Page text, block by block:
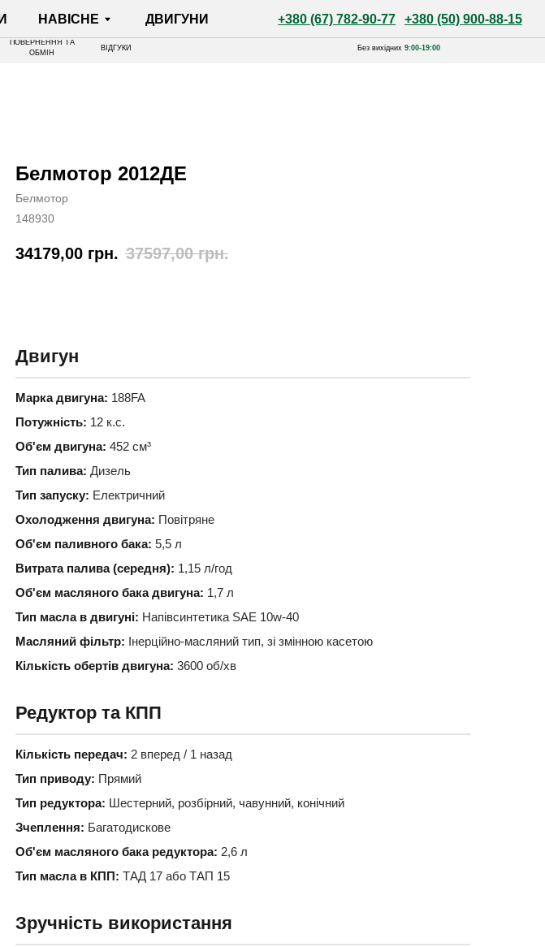
+380 (67) 782-90-77 +380 (50) 900-88-15
ДВИГУНИ
ВІДГУКИ
Белмотор 2012ДЕ
Белмотор
148930
34179,00 грн. 37597,00 грн.
Двигун
Марка двигуна: 188FA
Потужність: 12 к.с.
Об'єм двигуна: 452 см³
Тип палива: Дизель
Тип запуску: Електричний
Охолодження двигуна: Повітряне
Об'єм паливного бака: 5,5 л
Витрата палива (середня): 1,15 л/год
Об'єм масляного бака двигуна: 1,7 л
Тип масла в двигуні: Напівсинтетика SAE 10w-40
Масляний фільтр: Інерційно-масляний тип, зі змінною касетою
Кількість обертів двигуна: 3600 об/хв
Редуктор та КПП
Кількість передач: 2 вперед / 1 назад
Тип приводу: Прямий
Тип редуктора: Шестерний, розбірний, чавунний, конічний
Зчеплення: Багатодискове
Об'єм масляного бака редуктора: 2,6 л
Тип масла в КПП: ТАД 17 або ТАП 15
Зручність використання